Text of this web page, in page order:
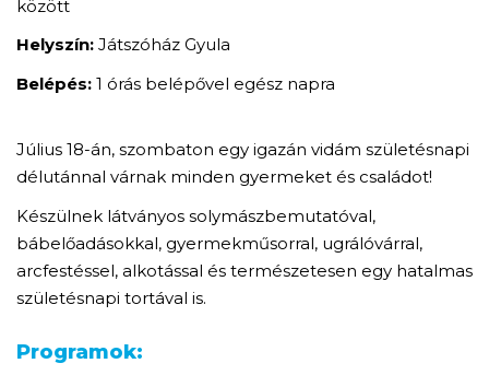
között
Helyszín: Játszóház Gyula
Belépés: 1 órás belépővel egész napra
Július 18-án, szombaton egy igazán vidám születésnapi
délutánnal várnak minden gyermeket és családot!
Készülnek látványos solymászbemutatóval,
bábelőadásokkal, gyermekműsorral, ugrálóvárral,
arcfestéssel, alkotással és természetesen egy hatalmas
születésnapi tortával is.
Programok: